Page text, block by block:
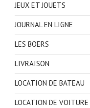
JEUX ET JOUETS
JOURNAL EN LIGNE
LES BOERS
LIVRAISON
LOCATION DE BATEAU
LOCATION DE VOITURE